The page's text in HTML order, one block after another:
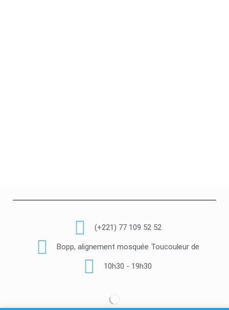
(+221) 77 109 52 52
Bopp, alignement mosquée Toucouleur de
10h30 - 19h30